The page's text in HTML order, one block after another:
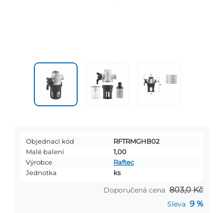
Objednací kód
RFTRMGHB02
Malé balení
1,00
Výrobce
Raftec
Jednotka
ks
Doporučená cena 803,0 Kč
Sleva 9 %